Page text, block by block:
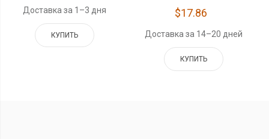
Доставка за 1–3 дня
КУПИТЬ
$17.86
Доставка за 14–20 дней
КУПИТЬ